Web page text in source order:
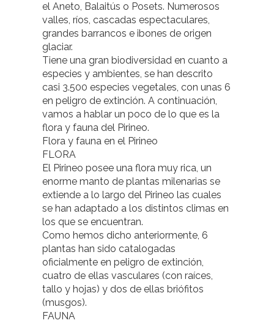
el Aneto, Balaitús o Posets. Numerosos
valles, ríos, cascadas espectaculares,
grandes barrancos e ibones de origen
glaciar.
Tiene una gran biodiversidad en cuanto a
especies y ambientes, se han descrito
casi 3.500 especies vegetales, con unas 6
en peligro de extinción. A continuación,
vamos a hablar un poco de lo que es la
flora y fauna del Pirineo.
Flora y fauna en el Pirineo
FLORA
El Pirineo posee una flora muy rica, un
enorme manto de plantas milenarias se
extiende a lo largo del Pirineo las cuales
se han adaptado a los distintos climas en
los que se encuentran.
Como hemos dicho anteriormente, 6
plantas han sido catalogadas
oficialmente en peligro de extinción,
cuatro de ellas vasculares (con raíces,
tallo y hojas) y dos de ellas briófitos
(musgos).
FAUNA